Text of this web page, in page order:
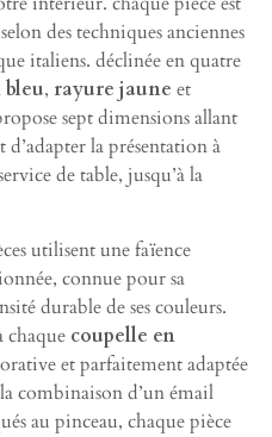
des techniques anciennes
italiens. déclinée en quatre
, rayure jaune et
sept dimensions allant
la présentation à
de table, jusqu’à la
utilisent une faïence
connue pour sa
durable de ses couleurs.
chaque coupelle en
et parfaitement adaptée
combinaison d’un émail
au pinceau, chaque pièce